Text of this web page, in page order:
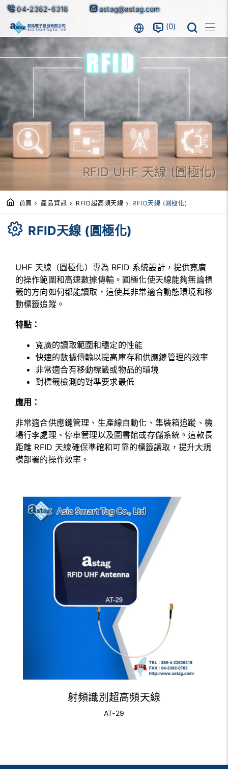
04-2382-6318 astag@astag.com
0
RFID UHF 天線 (圓極化)
首頁 產品資訊 RFID超高頻天線 RFID天線 (圓極化)
RFID天線 (圓極化)
UHF 天線（圓極化）專為 RFID 系統設計，提供寬廣
的操作範圍和高速數據傳輸。圓極化使天線能夠無論標
籤的方向如何都能讀取，這使其非常適合動態環境和移
動標籤追蹤。
特點：
寬廣的讀取範圍和穩定的性能
快速的數據傳輸以提高庫存和供應鏈管理的效率
非常適合有移動標籤或物品的環境
對標籤檢測的對準要求最低
應用：
非常適合供應鏈管理、生產線自動化、集裝箱追蹤、機
場行李處理、停車管理以及圖書館或存儲系統。這款長
距離 RFID 天線確保準確和可靠的標籤讀取，提升大規
模部署的操作效率。
射頻識別超高頻天線
AT-29